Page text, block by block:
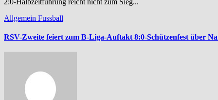
Allgemein Fussball
RSV-Zweite feiert zum B-Liga-Auftakt 8:0-Schützenfest über